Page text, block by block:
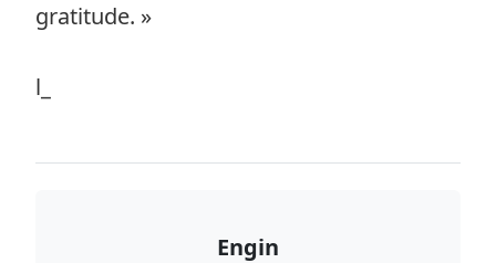
gratitude. »
l_
Engin